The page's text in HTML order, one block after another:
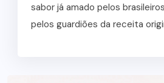
sabor já amado pelos
pelos guardiões da receita